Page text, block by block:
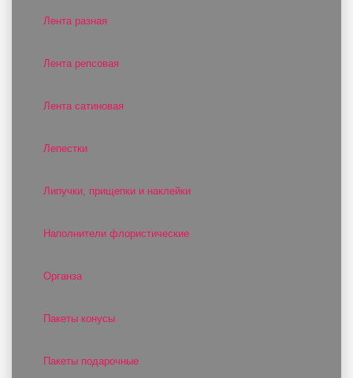
Лента разная
Лента репсовая
Лента сатиновая
Лепестки
Липучки, прищепки и наклейки
Наполнители флористические
Органза
Пакеты конусы
Пакеты подарочные